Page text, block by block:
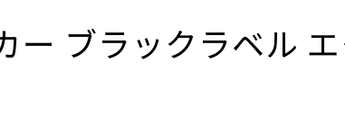
ー ブラックラベル